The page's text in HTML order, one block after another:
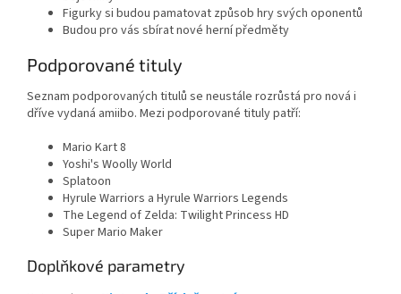
Figurky si budou pamatovat způsob hry svých oponentů
Budou pro vás sbírat nové herní předměty
Podporované tituly
Seznam podporovaných titulů se neustále rozrůstá pro nová i
dříve vydaná amiibo. Mezi podporované tituly patří:
Mario Kart 8
Yoshi's Woolly World
Splatoon
Hyrule Warriors a Hyrule Warriors Legends
The Legend of Zelda: Twilight Princess HD
Super Mario Maker
Doplňkové parametry